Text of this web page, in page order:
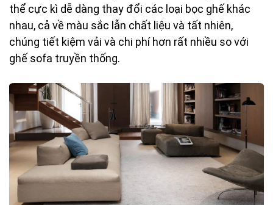
thể cực kì dễ dàng thay đổi các loại bọc ghế khác
nhau, cả về màu sắc lẫn chất liệu và tất nhiên,
chúng tiết kiệm vải và chi phí hơn rất nhiều so với
ghế sofa truyền thống.